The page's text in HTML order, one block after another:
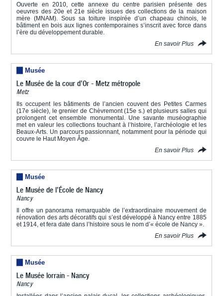
Ouverte en 2010, cette annexe du centre parisien présente des
oeuvres des 20e et 21e siècle issues des collections de la maison
mère (MNAM). Sous sa toiture inspirée d’un chapeau chinois, le
bâtiment en bois aux lignes contemporaines s’inscrit avec force dans
l’ère du développement durable.
En savoir Plus
Musée
Le Musée de la cour d’Or - Metz métropole
Metz
Ils occupent les bâtiments de l’ancien couvent des Petites Carmes
(17e siècle), le grenier de Chèvremont (15e s.) et plusieurs salles qui
prolongent cet ensemble monumental. Une savante muséographie
met en valeur les collections touchant à l’histoire, l’archéologie et les
Beaux-Arts. Un parcours passionnant, notamment pour la période qui
couvre le Haut Moyen Âge.
En savoir Plus
Musée
Le Musée de l’École de Nancy
Nancy
Il offre un panorama remarquable de l’extraordinaire mouvement de
rénovation des arts décoratifs qui s’est développé à Nancy entre 1885
et 1914, et fera date dans l’histoire sous le nom d’« école de Nancy ».
En savoir Plus
Musée
Le Musée lorrain - Nancy
Nancy